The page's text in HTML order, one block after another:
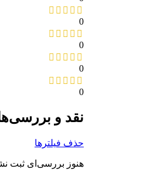
نقد و بررسی‌ها
حذف فیلترها
هنوز بررسی‌ای ثبت